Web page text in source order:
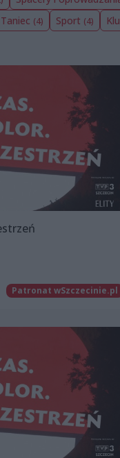
Taniec (4) Sport (4)
Patronat wSzczecinie.pl